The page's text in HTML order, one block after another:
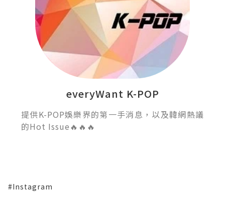
everyWant K-POP
提供K-POP娛樂界的第一手消息，以及韓網熱議
的Hot Issue🔥🔥🔥
#Instagram